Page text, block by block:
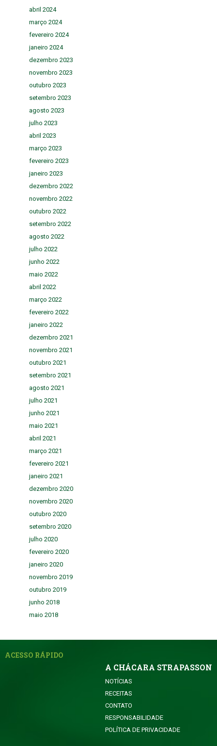
abril 2024
março 2024
fevereiro 2024
janeiro 2024
dezembro 2023
novembro 2023
outubro 2023
setembro 2023
agosto 2023
julho 2023
abril 2023
março 2023
fevereiro 2023
janeiro 2023
dezembro 2022
novembro 2022
outubro 2022
setembro 2022
agosto 2022
julho 2022
junho 2022
maio 2022
abril 2022
março 2022
fevereiro 2022
janeiro 2022
dezembro 2021
novembro 2021
outubro 2021
setembro 2021
agosto 2021
julho 2021
junho 2021
maio 2021
abril 2021
março 2021
fevereiro 2021
janeiro 2021
dezembro 2020
novembro 2020
outubro 2020
setembro 2020
julho 2020
fevereiro 2020
janeiro 2020
novembro 2019
outubro 2019
junho 2018
maio 2018
ACESSO RÁPIDO
A CHÁCARA STRAPASSON
NOTÍCIAS
RECEITAS
CONTATO
RESPONSABILIDADE
POLÍTICA DE PRIVACIDADE